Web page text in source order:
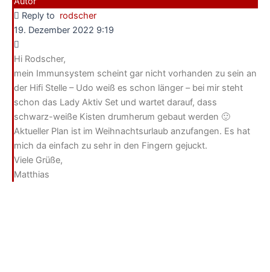
Reply to rodscher
19. Dezember 2022 9:19
Hi Rodscher,
mein Immunsystem scheint gar nicht vorhanden zu sein an
der Hifi Stelle – Udo weiß es schon länger – bei mir steht
schon das Lady Aktiv Set und wartet darauf, dass
schwarz-weiße Kisten drumherum gebaut werden 🙂
Aktueller Plan ist im Weihnachtsurlaub anzufangen. Es hat
mich da einfach zu sehr in den Fingern gejuckt.
Viele Grüße,
Matthias